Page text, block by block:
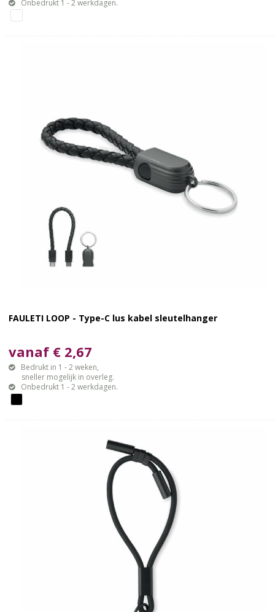
Onbedrukt 1 - 2 werkdagen.
FAULETI LOOP - Type-C lus kabel sleutelhanger
vanaf € 2,67
Bedrukt in 1 - 2 weken,
sneller mogelijk in overleg.
Onbedrukt 1 - 2 werkdagen.